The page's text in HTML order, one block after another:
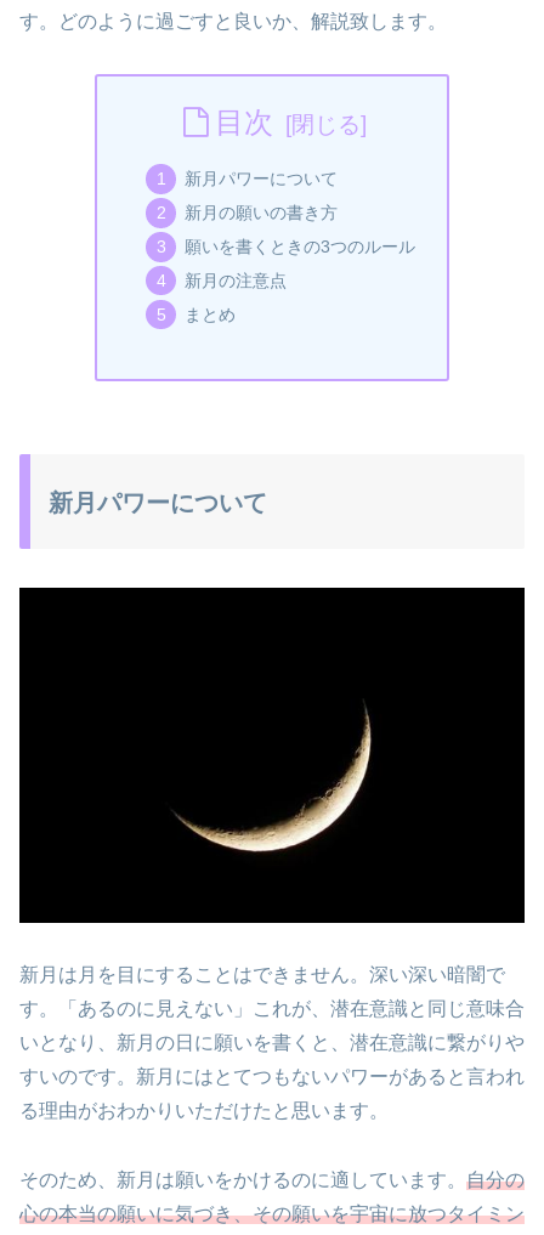
す。どのように過ごすと良いか、解説致します。
目次
新月パワーについて
新月の願いの書き方
願いを書くときの3つのルール
新月の注意点
まとめ
新月パワーについて
新月は月を目にすることはできません。深い深い暗闇で
す。「あるのに見えない」これが、潜在意識と同じ意味合
いとなり、新月の日に願いを書くと、潜在意識に繋がりや
すいのです。新月にはとてつもないパワーがあると言われ
る理由がおわかりいただけたと思います。
そのため、新月は願いをかけるのに適しています。 自分の
心の本当の願いに気づき、その願いを宇宙に放つタイミン